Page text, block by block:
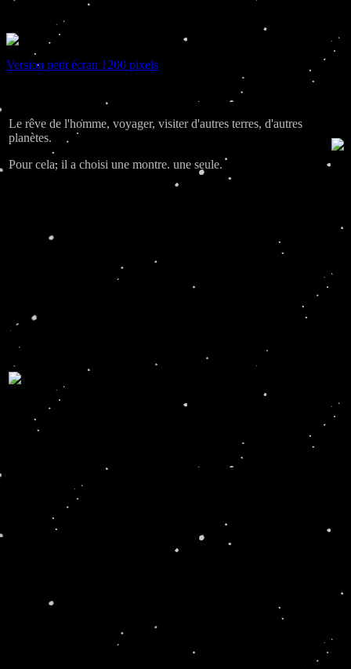
Version petit écran 1200 pixels
Le rêve de l'homme, voyager, visiter d'autres terres, d'autres
planètes.
Pour cela, il a choisi une montre. une seule.